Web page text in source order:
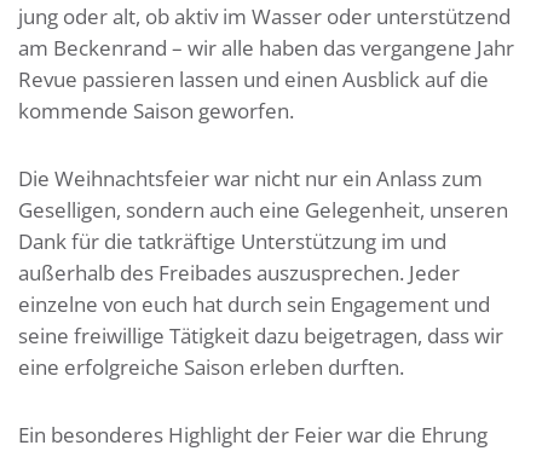
jung oder alt, ob aktiv im Wasser oder unterstützend
am Beckenrand – wir alle haben das vergangene Jahr
Revue passieren lassen und einen Ausblick auf die
kommende Saison geworfen.
Die Weihnachtsfeier war nicht nur ein Anlass zum
Geselligen, sondern auch eine Gelegenheit, unseren
Dank für die tatkräftige Unterstützung im und
außerhalb des Freibades auszusprechen. Jeder
einzelne von euch hat durch sein Engagement und
seine freiwillige Tätigkeit dazu beigetragen, dass wir
eine erfolgreiche Saison erleben durften.
Ein besonderes Highlight der Feier war die Ehrung